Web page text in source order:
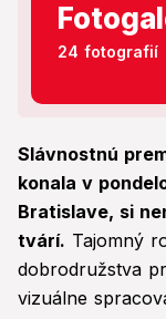
24 fotografií
Slávnostnú
konala v
Bratislave, si
tvárí. Tajomný
dobrodružstva
vizuálne